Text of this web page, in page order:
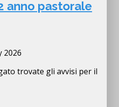
anno pastorale
2026
trovate gli avvisi per il